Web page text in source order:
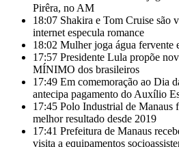
Pirêra, no AM
18:07 Shakira e Tom Cruise são
internet especula romance
18:02 Mulher joga água fervente
17:57 Presidente Lula propõe
MÍNIMO dos brasileiros
17:49 Em comemoração ao Dia
antecipa pagamento do Auxílio
17:45 Polo Industrial de Manaus
melhor resultado desde 2019
17:41 Prefeitura de Manaus
visita a equipamentos